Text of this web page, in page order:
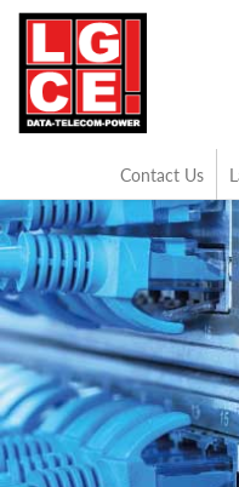
Contact Us